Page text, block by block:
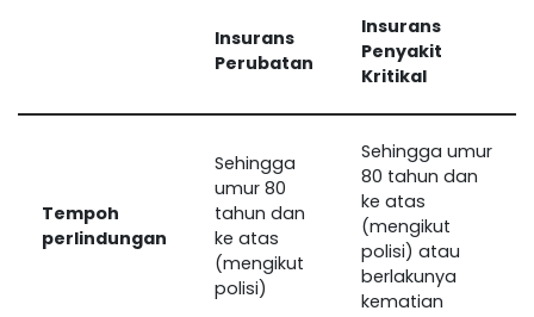
Insurans
Perubatan
Insurans
Penyakit
Kritikal
Tempoh
perlindungan
Sehingga
umur 80
tahun dan
ke atas
(mengikut
polisi)
Sehingga umur
80 tahun dan
ke atas
(mengikut
polisi) atau
berlakunya
kematian